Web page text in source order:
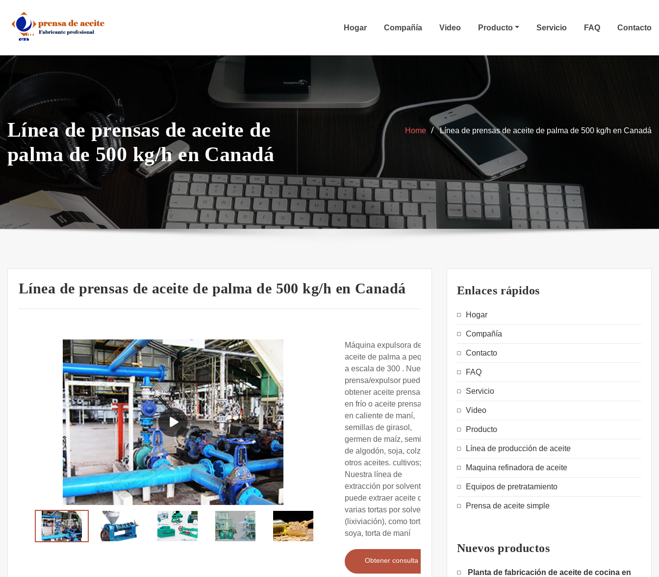
content
Hogar Compañía Video Producto Servicio FAQ Contacto
Línea de prensas de aceite de
palma de 500 kg/h en Canadá
Home Línea de prensas de aceite de palma de 500 kg/h en Canadá
Línea de prensas de aceite de palma de 500 kg/h en Canadá
Máquina expulsora de
aceite de palma a peque?
a escala de 300 . Nuestra
prensa/expulsor puede
obtener aceite prensado
en frío o aceite prensado
en caliente de maní,
semillas de girasol,
germen de maíz, semillas
de algodón, soja, colza y
otros aceites. cultivos;
Nuestra línea de
extracción por solvente
puede extraer aceite de
varias tortas por solvente
(lixiviación), como torta de
soya, torta de maní
Obtener consulta
Enlaces rápidos
Hogar
Compañía
Contacto
FAQ
Servicio
Video
Producto
Línea de producción de aceite
Maquina refinadora de aceite
Equipos de pretratamiento
Prensa de aceite simple
Nuevos productos
Planta de fabricación de aceite de cocina en